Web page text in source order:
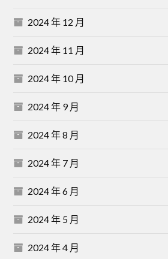
2024 年 12 月
2024 年 11 月
2024 年 10 月
2024 年 9 月
2024 年 8 月
2024 年 7 月
2024 年 6 月
2024 年 5 月
2024 年 4 月